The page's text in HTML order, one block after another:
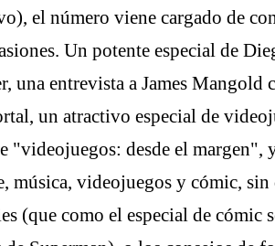
el número viene cargado de
Un potente especial de
una entrevista a James Mangold
un atractivo especial de
"videojuegos: desde el margen",
música, videojuegos y cómic, sin
(que como el especial de cómic